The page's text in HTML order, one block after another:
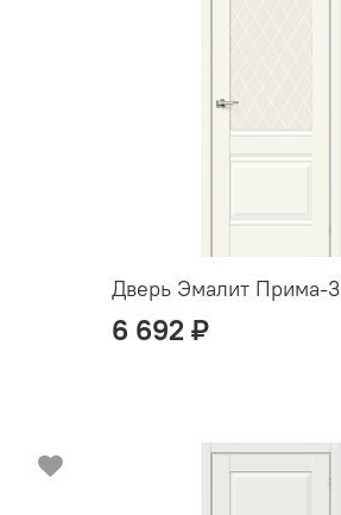
Дверь Эмалит Прима-3
6 692 ₽